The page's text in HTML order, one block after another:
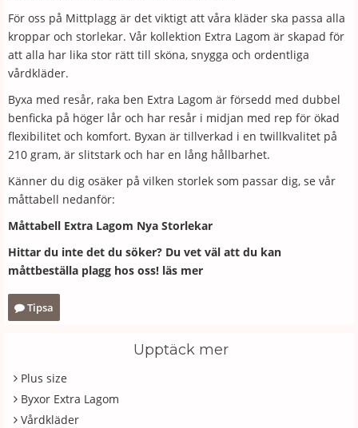
För oss på Mittplagg är det viktigt att våra kläder ska passa alla
kroppar och storlekar. Vår kollektion Extra Lagom är skapad för
att alla har lika stor rätt till sköna, snygga och ordentliga
vårdkläder.
Byxa med resår, raka ben Extra Lagom är försedd med dubbel
benficka på höger lår och har resår i midjan med rep för ökad
flexibilitet och komfort. Byxan är tillverkad i en twillkvalitet på
210 gram, är slitstark och har en lång hållbarhet.
Känner du dig osäker på vilken storlek som passar dig, se vår
måttabell nedanför:
Måttabell Extra Lagom Nya Storlekar
Hittar du inte det du söker? Du vet väl att du kan
måttbeställa plagg hos oss! läs mer
Tipsa
Upptäck mer
Plus size
Byxor Extra Lagom
Vårdkläder